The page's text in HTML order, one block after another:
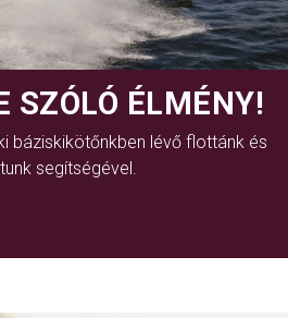
SZÓLÓ ÉLMÉNY!
báziskikötőnkben lévő flottánk és
segítségével.